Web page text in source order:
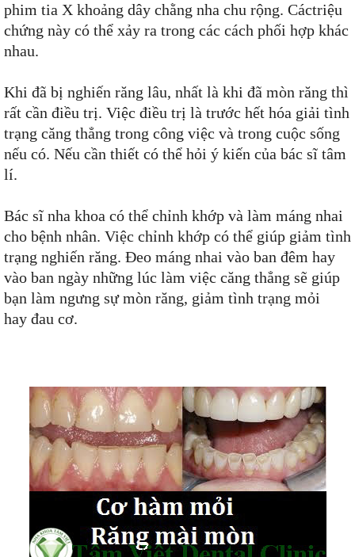
phim tia X khoảng dây chằng nha chu rộng. Cáctriệu
chứng này có thể xảy ra trong các cách phối hợp khác
nhau.
Khi đã bị nghiến răng lâu, nhất là khi đã mòn răng thì
rất cần điều trị. Việc điều trị là trước hết hóa giải tình
trạng căng thẳng trong công việc và trong cuộc sống
nếu có. Nếu cần thiết có thể hỏi ý kiến của bác sĩ tâm
lí.
Bác sĩ nha khoa có thể chỉnh khớp và làm máng nhai
cho bệnh nhân. Việc chỉnh khớp có thể giúp giảm tình
trạng nghiến răng. Đeo máng nhai vào ban đêm hay
vào ban ngày những lúc làm việc căng thẳng sẽ giúp
bạn làm ngưng sự mòn răng, giảm tình trạng mỏi
hay đau cơ.